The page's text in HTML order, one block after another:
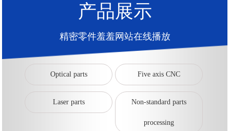
产品展示
精密零件羞羞网站在线播放
Optical parts Five axis CNC
Laser parts Non-standard parts
processing